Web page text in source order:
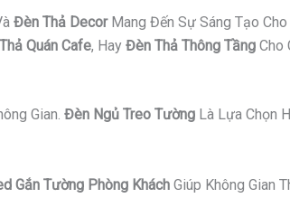
Đèn Thả DecorMang Đến Sự Sáng Tạo Cho
Quán Cafe, Hay Đèn Thả Thông Tầng Cho
Gian. Đèn Ngủ Treo Tường Là Lựa Chọn
Gắn Tường Phòng Khách Giúp Không Gian